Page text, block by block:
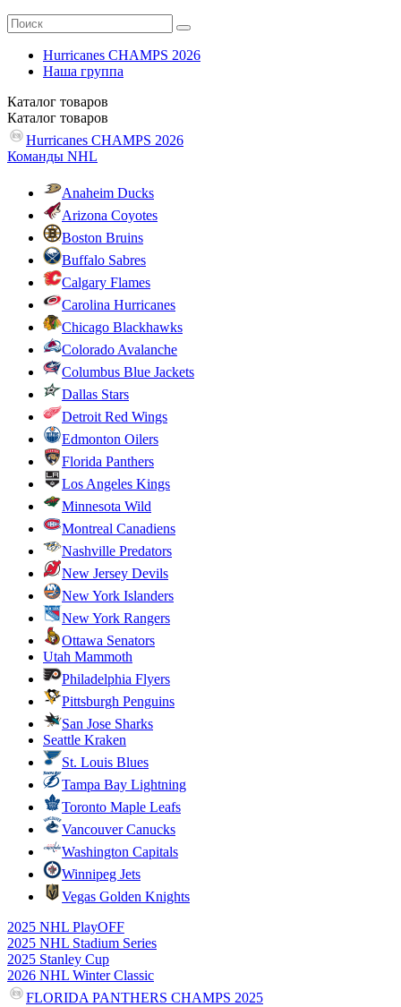
Hurricanes CHAMPS 2026
Наша группа
Каталог товаров
Каталог товаров
Hurricanes CHAMPS 2026
Команды NHL
Anaheim Ducks
Arizona Coyotes
Boston Bruins
Buffalo Sabres
Calgary Flames
Carolina Hurricanes
Chicago Blackhawks
Colorado Avalanche
Columbus Blue Jackets
Dallas Stars
Detroit Red Wings
Edmonton Oilers
Florida Panthers
Los Angeles Kings
Minnesota Wild
Montreal Canadiens
Nashville Predators
New Jersey Devils
New York Islanders
New York Rangers
Ottawa Senators
Utah Mammoth
Philadelphia Flyers
Pittsburgh Penguins
San Jose Sharks
Seattle Kraken
St. Louis Blues
Tampa Bay Lightning
Toronto Maple Leafs
Vancouver Canucks
Washington Capitals
Winnipeg Jets
Vegas Golden Knights
2025 NHL PlayOFF
2025 NHL Stadium Series
2025 Stanley Cup
2026 NHL Winter Classic
FLORIDA PANTHERS CHAMPS 2025